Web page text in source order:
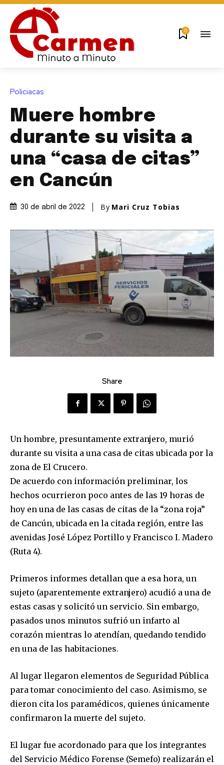
0
Policiacas
Muere hombre
durante su visita a
una “casa de citas”
en Cancún
30 de abril de 2022 By Mari Cruz Tobias
Share
Un hombre, presuntamente extranjero, murió
durante su visita a una casa de citas ubicada por la
zona de El Crucero.
De acuerdo con información preliminar, los
hechos ocurrieron poco antes de las 19 horas de
hoy en una de las casas de citas de la “zona roja”
de Cancún, ubicada en la citada región, entre las
avenidas José López Portillo y Francisco I. Madero
(Ruta 4).
Primeros informes detallan que a esa hora, un
sujeto (aparentemente extranjero) acudió a una de
estas casas y solicitó un servicio. Sin embargo,
pasados unos minutos sufrió un infarto al
corazón mientras lo atendían, quedando tendido
en una de las habitaciones.
Al lugar llegaron elementos de Seguridad Pública
para tomar conocimiento del caso. Asimismo, se
dieron cita los paramédicos, quienes únicamente
confirmaron la muerte del sujeto.
El lugar fue acordonado para que los integrantes
del Servicio Médico Forense (Semefo) realizarán el